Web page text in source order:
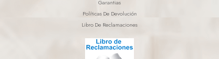
Garantias
Políticas De Devolución
Libro De Reclamaciones